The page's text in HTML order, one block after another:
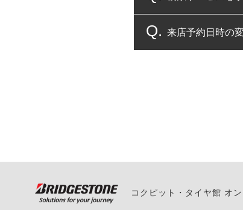
複数サービスの
来店予約日時の
また、やむを
コクピット・タイヤ館 オ